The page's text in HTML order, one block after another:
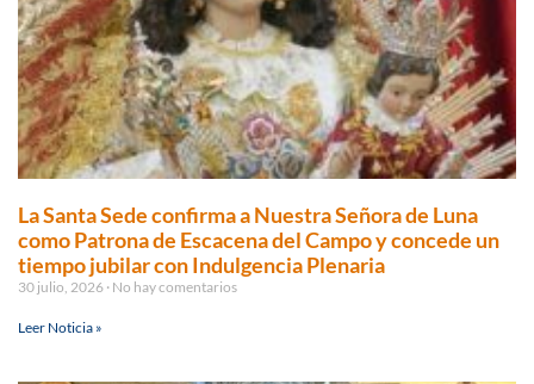
La Santa Sede confirma a Nuestra Señora de Luna
como Patrona de Escacena del Campo y concede un
tiempo jubilar con Indulgencia Plenaria
30 julio, 2026 No hay comentarios
Leer Noticia »